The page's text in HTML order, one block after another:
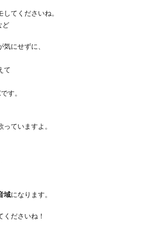
してくださいね。
ど
にせずに、
て
す。
ていますよ。
域になります。
ださいね！